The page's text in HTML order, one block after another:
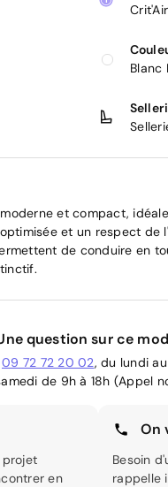
Crit'Air
Blanc
et compact,
et un respect de
de conduire en
question sur ce
09 72 72 20 02, du lundi
de 9h à 18h (Appel
projet
en
On
Besoin
rappelle